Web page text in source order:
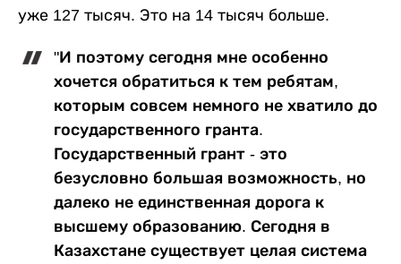
уже 127 тысяч. Это на 14 тысяч больше.
"И поэтому сегодня мне особенно
хочется обратиться к тем ребятам,
которым совсем немного не хватило до
государственного гранта.
Государственный грант - это
безусловно большая возможность, но
далеко не единственная дорога к
высшему образованию. Сегодня в
Казахстане существует целая система